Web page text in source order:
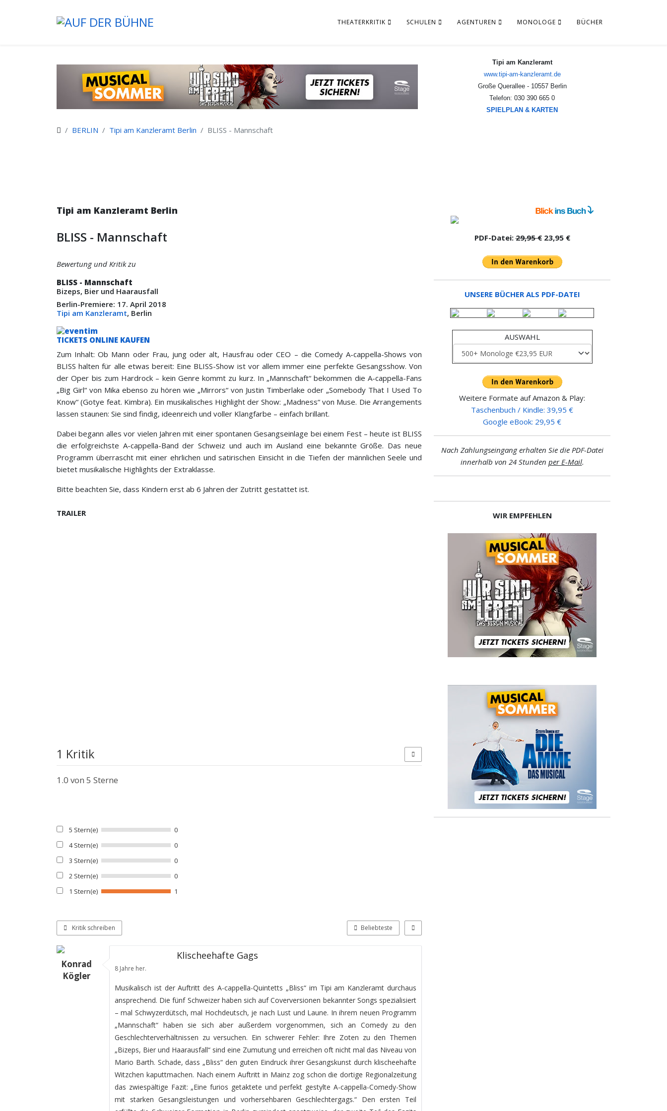
THEATERKRITIK SCHULEN AGENTUREN MONOLOGE BÜCHER
Tipi am Kanzleramt
www.tipi-am-kanzleramt.de
Große Querallee - 10557 Berlin
Telefon: 030 390 665 0
SPIELPLAN & KARTEN
BERLIN Tipi am Kanzleramt Berlin BLISS - Mannschaft
Tipi am Kanzleramt Berlin
BLISS - Mannschaft
Bewertung und Kritik zu
BLISS - Mannschaft
Bizeps, Bier und Haarausfall
Berlin-Premiere: 17. April 2018
Tipi am Kanzleramt, Berlin
TICKETS ONLINE KAUFEN
Zum Inhalt: Ob Mann oder Frau, jung oder alt, Hausfrau oder CEO – die Comedy A-cappella-Shows von
BLISS halten für alle etwas bereit: Eine BLISS-Show ist vor allem immer eine perfekte Gesangsshow. Von
der Oper bis zum Hardrock – kein Genre kommt zu kurz. In „Mannschaft“ bekommen die A-cappella-Fans
„Big Girl“ von Mika ebenso zu hören wie „Mirrors“ von Justin Timberlake oder „Somebody That I Used To
Know“ (Gotye feat. Kimbra). Ein musikalisches Highlight der Show: „Madness“ von Muse. Die Arrangements
lassen staunen: Sie sind findig, ideenreich und voller Klangfarbe – einfach brillant.
Dabei begann alles vor vielen Jahren mit einer spontanen Gesangseinlage bei einem Fest – heute ist BLISS
die erfolgreichste A-cappella-Band der Schweiz und auch im Ausland eine bekannte Größe. Das neue
Programm überrascht mit einer ehrlichen und satirischen Einsicht in die Tiefen der männlichen Seele und
bietet musikalische Highlights der Extraklasse.
Bitte beachten Sie, dass Kindern erst ab 6 Jahren der Zutritt gestattet ist.
TRAILER
1 Kritik
1.0 von 5 Sterne
5 Stern(e)
0
4 Stern(e)
0
3 Stern(e)
0
2 Stern(e)
0
1 Stern(e)
1
Kritik schreiben Beliebteste
Konrad
Kögler
Klischeehafte Gags
8 Jahre her.
Musikalisch ist der Auftritt des A-cappella-Quintetts „Bliss“ im Tipi am Kanzleramt durchaus
ansprechend. Die fünf Schweizer haben sich auf Coverversionen bekannter Songs spezialisiert
– mal Schwyzerdütsch, mal Hochdeutsch, je nach Lust und Laune. In ihrem neuen Programm
„Mannschaft“ haben sie sich aber außerdem vorgenommen, sich an Comedy zu den
Geschlechterverhältnissen zu versuchen. Ein schwerer Fehler: Ihre Zoten zu den Themen
„Bizeps, Bier und Haarausfall“ sind eine Zumutung und erreichen oft nicht mal das Niveau von
Mario Barth. Schade, dass „Bliss“ den guten Eindruck ihrer Gesangskunst durch klischeehafte
Witzchen kaputtmachen. Nach einem Auftritt in Mainz zog schon die dortige Regionalzeitung
das zwiespältige Fazit: „Eine furios getaktete und perfekt gestylte A-cappella-Comedy-Show
mit starken Gesangsleistungen und vorhersehbaren Geschlechtergags.“ Den ersten Teil
PDF-Datei:29,95 €23,95 €
UNSERE BÜCHER ALS PDF-DATEI
AUSWAHL
Weitere Formate auf Amazon & Play:
Taschenbuch / Kindle: 39,95 €
Google eBook: 29,95 €
Nach Zahlungseingang erhalten Sie die PDF-Datei
innerhalb von 24 Stunden per E-Mail.
WIR EMPFEHLEN